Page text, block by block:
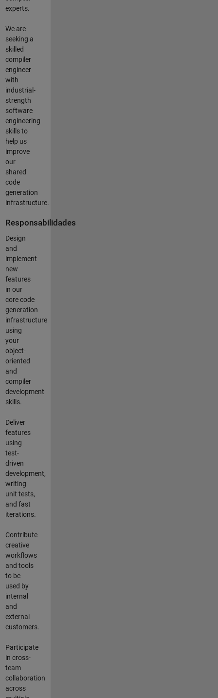
experts.
We are
seeking a
skilled
compiler
engineer
with
industrial-
strength
software
engineering
skills to
help us
improve
our
shared
code
generation
infrastructure.
Responsabilidades
Design
and
implement
new
features
in our
core code
generation
infrastructure
using
your
object-
oriented
and
compiler
development
skills.
Deliver
features
using
test-
driven
development,
writing
unit tests,
and fast
iterations.
Contribute
creative
workflows
and tools
to be
used by
internal
and
external
customers.
Participate
in cross-
team
collaboration
across